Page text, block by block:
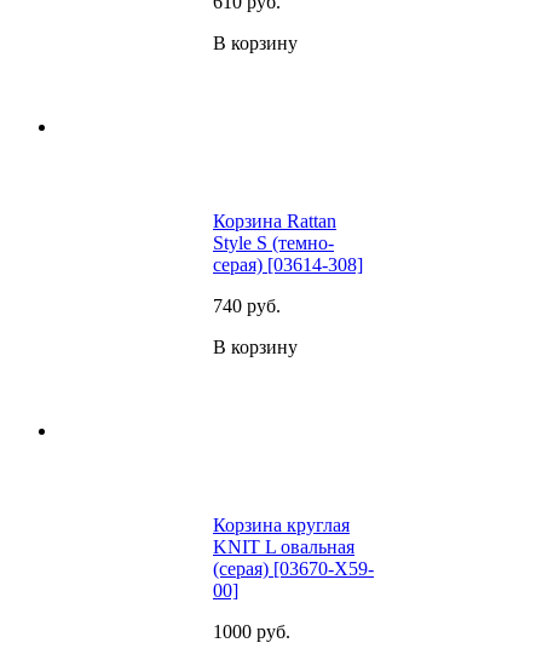
В корзину
Корзина Rattan
Style S (темно-
серая) [03614-308]
740 руб.
В корзину
Корзина круглая
KNIT L овальная
(серая) [03670-X59-
00]
1000 руб.